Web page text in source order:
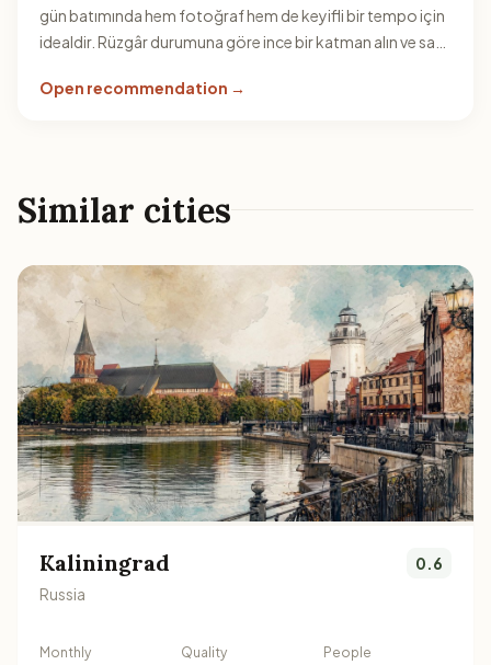
gün batımında hem fotoğraf hem de keyifli bir tempo için
idealdir. Rüzgâr durumuna göre ince bir katman alın ve sahil
Open recommendation →
Similar cities
Kaliningrad
Russia
0.6
Monthly Quality People